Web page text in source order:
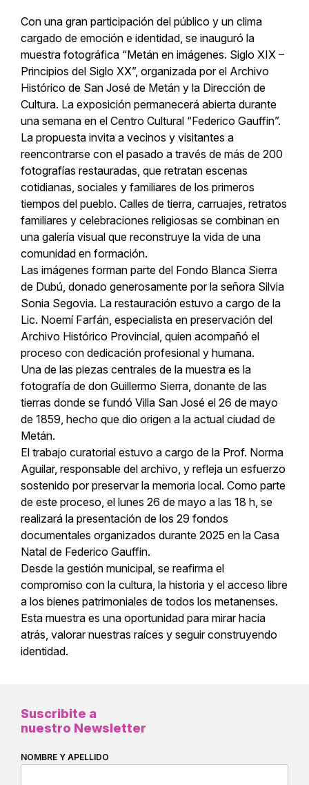
Con una gran participación del público y un clima
cargado de emoción e identidad, se inauguró la
muestra fotográfica “Metán en imágenes. Siglo XIX –
Principios del Siglo XX”, organizada por el Archivo
Histórico de San José de Metán y la Dirección de
Cultura. La exposición permanecerá abierta durante
una semana en el Centro Cultural “Federico Gauffin”.
La propuesta invita a vecinos y visitantes a
reencontrarse con el pasado a través de más de 200
fotografías restauradas, que retratan escenas
cotidianas, sociales y familiares de los primeros
tiempos del pueblo. Calles de tierra, carruajes, retratos
familiares y celebraciones religiosas se combinan en
una galería visual que reconstruye la vida de una
comunidad en formación.
Las imágenes forman parte del Fondo Blanca Sierra
de Dubú, donado generosamente por la señora Silvia
Sonia Segovia. La restauración estuvo a cargo de la
Lic. Noemí Farfán, especialista en preservación del
Archivo Histórico Provincial, quien acompañó el
proceso con dedicación profesional y humana.
Una de las piezas centrales de la muestra es la
fotografía de don Guillermo Sierra, donante de las
tierras donde se fundó Villa San José el 26 de mayo
de 1859, hecho que dio origen a la actual ciudad de
Metán.
El trabajo curatorial estuvo a cargo de la Prof. Norma
Aguilar, responsable del archivo, y refleja un esfuerzo
sostenido por preservar la memoria local. Como parte
de este proceso, el lunes 26 de mayo a las 18 h, se
realizará la presentación de los 29 fondos
documentales organizados durante 2025 en la Casa
Natal de Federico Gauffin.
Desde la gestión municipal, se reafirma el
compromiso con la cultura, la historia y el acceso libre
a los bienes patrimoniales de todos los metanenses.
Esta muestra es una oportunidad para mirar hacia
atrás, valorar nuestras raíces y seguir construyendo
identidad.
Suscribite a
nuestro Newsletter
NOMBRE Y APELLIDO